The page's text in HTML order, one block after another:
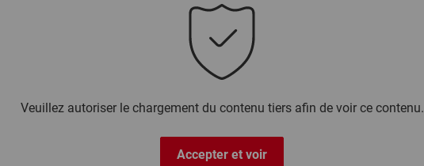
Veuillez autoriser le chargement du contenu tiers afin de voir ce contenu.
Accepter et voir